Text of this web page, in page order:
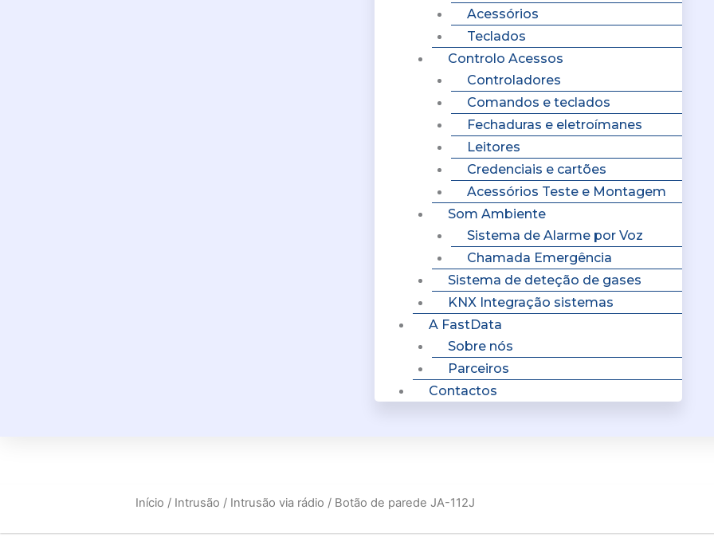
Acessórios
Teclados
Controlo Acessos
Controladores
Comandos e teclados
Fechaduras e eletroímanes
Leitores
Credenciais e cartões
Acessórios Teste e Montagem
Som Ambiente
Sistema de Alarme por Voz
Chamada Emergência
Sistema de deteção de gases
KNX Integração sistemas
A FastData
Sobre nós
Parceiros
Contactos
Início / Intrusão / Intrusão via rádio / Botão de parede JA-112J